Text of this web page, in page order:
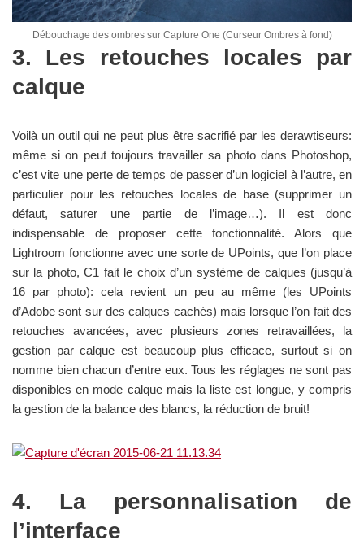
Débouchage des ombres sur Capture One (Curseur Ombres à fond)
3. Les retouches locales par
calque
Voilà un outil qui ne peut plus être sacrifié par les derawtiseurs:
même si on peut toujours travailler sa photo dans Photoshop,
c’est vite une perte de temps de passer d’un logiciel à l’autre, en
particulier pour les retouches locales de base (supprimer un
défaut, saturer une partie de l’image…). Il est donc
indispensable de proposer cette fonctionnalité. Alors que
Lightroom fonctionne avec une sorte de UPoints, que l’on place
sur la photo, C1 fait le choix d’un système de calques (jusqu’à
16 par photo): cela revient un peu au même (les UPoints
d’Adobe sont sur des calques cachés) mais lorsque l’on fait des
retouches avancées, avec plusieurs zones retravaillées, la
gestion par calque est beaucoup plus efficace, surtout si on
nomme bien chacun d’entre eux. Tous les réglages ne sont pas
disponibles en mode calque mais la liste est longue, y compris
la gestion de la balance des blancs, la réduction de bruit!
4. La personnalisation de
l’interface